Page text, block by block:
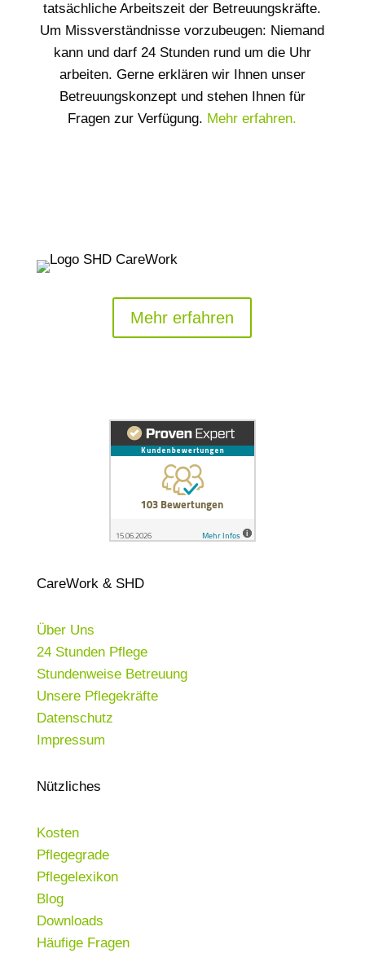
tatsächliche Arbeitszeit der Betreuungskräfte.
Um Missverständnisse vorzubeugen: Niemand
kann und darf 24 Stunden rund um die Uhr
arbeiten. Gerne erklären wir Ihnen unser
Betreuungskonzept und stehen Ihnen für
Fragen zur Verfügung. Mehr erfahren.
Mehr erfahren
CareWork & SHD
Über Uns
24 Stunden Pflege
Stundenweise Betreuung
Unsere Pflegekräfte
Datenschutz
Impressum
Nützliches
Kosten
Pflegegrade
Pflegelexikon
Blog
Downloads
Häufige Fragen